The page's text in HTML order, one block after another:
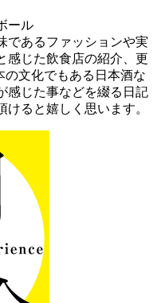
ール
であるファッションや実
感じた飲食店の紹介、更
の文化でもある日本酒な
感じた事などを綴る日記
ると嬉しく思います。